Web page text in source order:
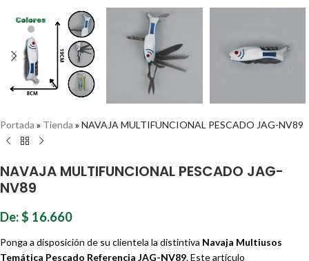
Portada » Tienda » NAVAJA MULTIFUNCIONAL PESCADO JAG-NV89
NAVAJA MULTIFUNCIONAL PESCADO JAG-
NV89
De:$ 16.660
Ponga a disposición de su clientela la distintiva Navaja Multiusos
Temática Pescado Referencia JAG-NV89. Este artículo